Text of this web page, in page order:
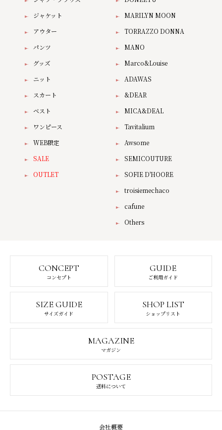
ジャケット
アウター
パンツ
グッズ
ニット
スカート
ベスト
ワンピース
WEB限定
SALE
OUTLET
MARILYN MOON
TORRAZZO DONNA
MANO
Marco&Louise
ADAWAS
&DEAR
MICA&DEAL
Tavitalium
Awsome
SEMICOUTURE
SOFIE D'HOORE
troisiemechaco
cafune
Others
CONCEPT
コンセプト
GUIDE
ご利用ガイド
SIZE GUIDE
サイズガイド
SHOP LIST
ショップリスト
MAGAZINE
マガジン
POSTAGE
送料について
会社概要